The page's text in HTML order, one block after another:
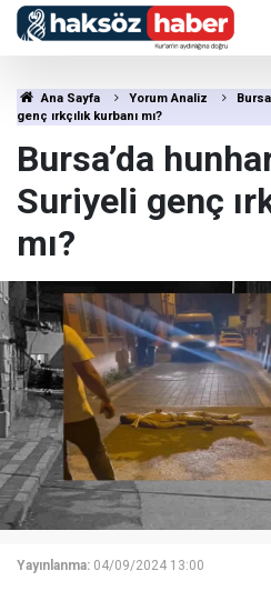
Ana Sayfa Yorum Analiz
genç ırkçılık kurbanı mı?
Bursa’da
Suriyeli genç
mı?
Yayınlanma: 04/09/2024 13:00